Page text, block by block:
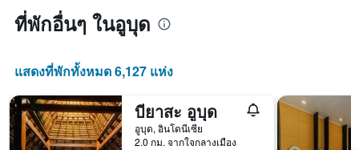
ที่พักอื่นๆ ในอูบุด
แสดงที่พักทั้งหมด 6,127 แห่ง
บียาสะ อูบุด
อูบุด, อินโดนีเซีย
2.0 กม. จากใจกลางเมือง